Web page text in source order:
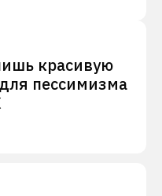
красивую
пессимизма